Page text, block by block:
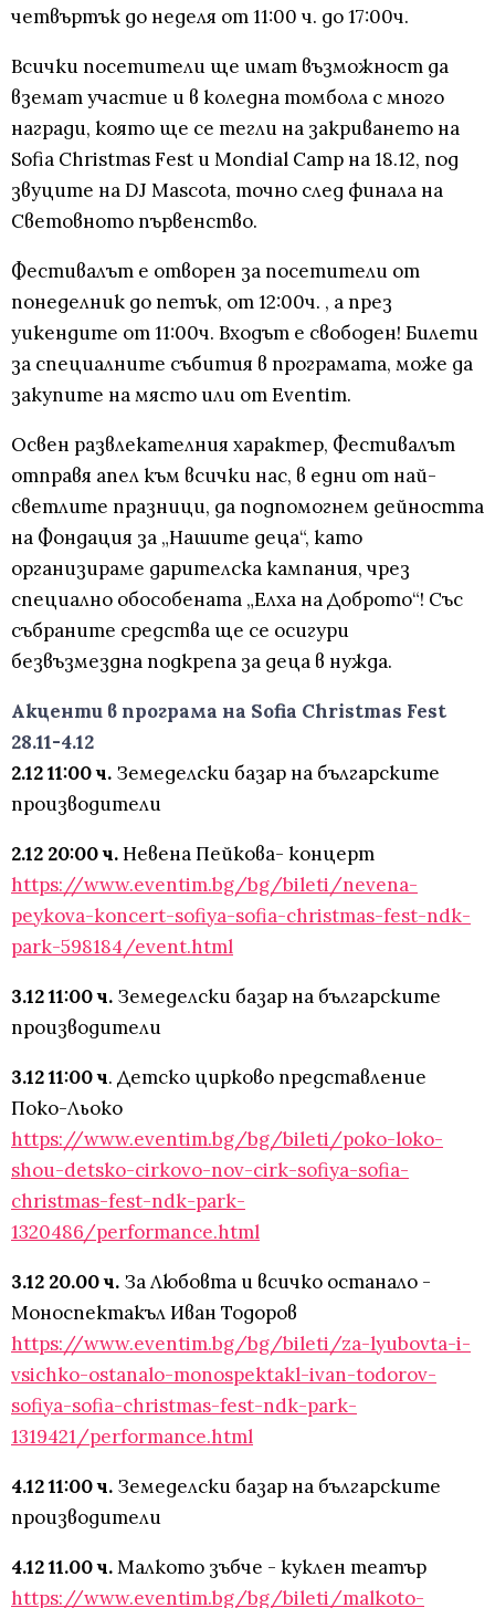
четвъртък до неделя от 11:00 ч. до 17:00ч.
Всички посетители ще имат възможност да
вземат участие и в коледна томбола с много
награди, която ще се тегли на закриването на
Sofia Christmas Fest и Mondial Camp на 18.12, под
звуците на DJ Mascota, точно след финала на
Световното първенство.
Фестивалът е отворен за посетители от
понеделник до петък, от 12:00ч. , а през
уикендите от 11:00ч. Входът е свободен! Билети
за специалните събития в програмата, може да
закупите на място или от Eventim.
Освен развлекателния характер, Фестивалът
отправя апел към всички нас, в едни от най-
светлите празници, да подпомогнем дейността
на Фондация за „Нашите деца“, като
организираме дарителска кампания, чрез
специално обособената „Елха на Доброто“! Със
събраните средства ще се осигури
безвъзмездна подкрепа за деца в нужда.
Акценти в програма на Sofia Christmas Fest
28.11-4.12
2.12 11:00 ч. Земеделски базар на българските
производители
2.12 20:00 ч.Невена Пейкова- концерт
https://www.eventim.bg/bg/bileti/nevena-
peykova-koncert-sofiya-sofia-christmas-fest-ndk-
park-598184/event.html
3.12 11:00 ч. Земеделски базар на българските
производители
3.12 11:00 ч. Детско цирково представление
Поко-Льоко
https://www.eventim.bg/bg/bileti/poko-loko-
shou-detsko-cirkovo-nov-cirk-sofiya-sofia-
christmas-fest-ndk-park-
1320486/performance.html
3.12 20.00 ч. За Любовта и всичко останало -
Моноспектакъл Иван Тодоров
https://www.eventim.bg/bg/bileti/za-lyubovta-i-
vsichko-ostanalo-monospektakl-ivan-todorov-
sofiya-sofia-christmas-fest-ndk-park-
1319421/performance.html
4.12 11:00 ч. Земеделски базар на българските
производители
4.12 11.00 ч.Малкото зъбче - куклен театър
https://www.eventim.bg/bg/bileti/malkoto-